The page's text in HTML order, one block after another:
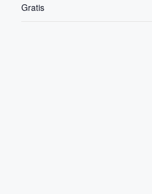
Gratis